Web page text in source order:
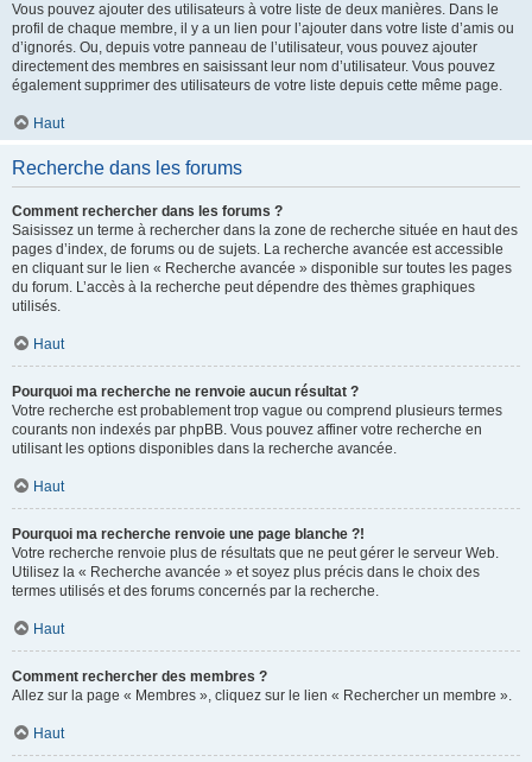
Vous pouvez ajouter des utilisateurs à votre liste de deux manières. Dans le
profil de chaque membre, il y a un lien pour l’ajouter dans votre liste d’amis ou
d’ignorés. Ou, depuis votre panneau de l’utilisateur, vous pouvez ajouter
directement des membres en saisissant leur nom d’utilisateur. Vous pouvez
également supprimer des utilisateurs de votre liste depuis cette même page.
Haut
Recherche dans les forums
Comment rechercher dans les forums ?
Saisissez un terme à rechercher dans la zone de recherche située en haut des
pages d’index, de forums ou de sujets. La recherche avancée est accessible
en cliquant sur le lien « Recherche avancée » disponible sur toutes les pages
du forum. L’accès à la recherche peut dépendre des thèmes graphiques
utilisés.
Haut
Pourquoi ma recherche ne renvoie aucun résultat ?
Votre recherche est probablement trop vague ou comprend plusieurs termes
courants non indexés par phpBB. Vous pouvez affiner votre recherche en
utilisant les options disponibles dans la recherche avancée.
Haut
Pourquoi ma recherche renvoie une page blanche ?!
Votre recherche renvoie plus de résultats que ne peut gérer le serveur Web.
Utilisez la « Recherche avancée » et soyez plus précis dans le choix des
termes utilisés et des forums concernés par la recherche.
Haut
Comment rechercher des membres ?
Allez sur la page « Membres », cliquez sur le lien « Rechercher un membre ».
Haut